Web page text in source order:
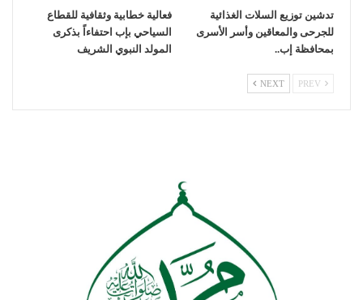
تدشين توزيع السلات الغذائية
للجرحى والمعاقين وأسر الأسرى
بمحافظة إب..
فعالية خطابية وثقافية للقطاع
السياحي بإب احتفاءاً بذكرى
المولد النبوي الشريف
NEXT